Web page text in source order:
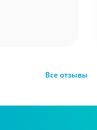
Все отзывы